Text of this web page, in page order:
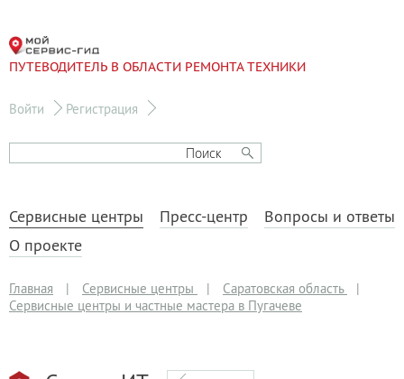
ПУТЕВОДИТЕЛЬ В ОБЛАСТИ РЕМОНТА ТЕХНИКИ
Войти Регистрация
Сервисные центры Пресс-центр
Вопросы и ответы
О проекте
Главная | Сервисные центры | Саратовская область
|
Сервисные центры и частные мастера в Пугачеве